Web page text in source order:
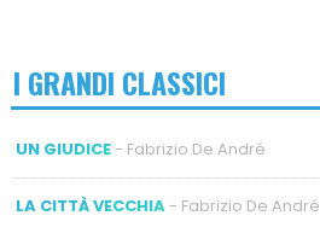
I GRANDI CLASSICI
UN GIUDICE- Fabrizio De André
LA CITTÀ VECCHIA- Fabrizio De André